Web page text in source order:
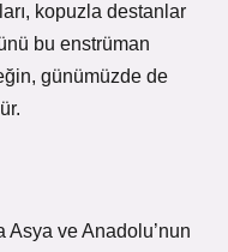
kopuzla destanlar
bu enstrüman
günümüzde de
ve Anadolu’nun